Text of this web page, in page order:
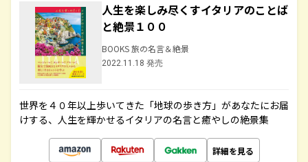
人生を楽しみ尽くすイタリアのことば
と絶景１００
BOOKS 旅の名言＆絶景
2022.11.18 発売
世界を４０年以上歩いてきた「地球の歩き方」があなたにお届
けする、人生を輝かせるイタリアの名言と癒やしの絶景集
詳細を見る